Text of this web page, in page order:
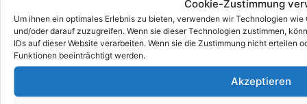
Cookie-Zustimmung
Um ihnen ein optimales Erlebnis zu bieten, verwenden wir Technologien
und/oder darauf zuzugreifen. Wenn sie dieser Technologien zustimmen,
IDs auf dieser Website verarbeiten. Wenn sie die Zustimmung nicht erteilen
Funktionen beeinträchtigt werden.
Akzeptieren
Unsere Korrespondenz-Adressen*:
Grafing
Marktplatz 4a, 85567 Grafing
+49 (0)344626962-0